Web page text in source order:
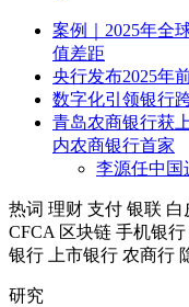
案例｜2025年全
值差距
央行发布2025年
数字化引领银行
青岛农商银行获
内农商银行首家
李源任中国
热词 理财 支付 银联 白
CFCA 区块链 手机银行
银行
上市银行 农商行
研究